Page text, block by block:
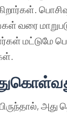
வரை
மட்டுமே